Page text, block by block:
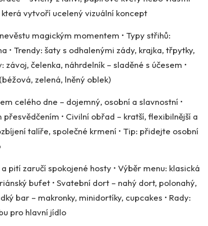
vytvoří ucelený vizuální koncept
magickým momentem • Typy střihů:
• Trendy: šaty s odhalenými zády, krajka, třpytky,
čelenka, náhrdelník – sladěné s účesem •
zelená, lněný oblek)
celého dne – dojemný, osobní a slavnostní •
• Civilní obřad – kratší, flexibilnější a
talíře, společné krmení • Tip: přidejte osobní
pití zaručí spokojené hosty • Výběr menu: klasická
bufet • Svatební dort – nahý dort, polonahý,
bar – makronky, minidortíky, cupcakes • Rady:
pro hlavní jídlo